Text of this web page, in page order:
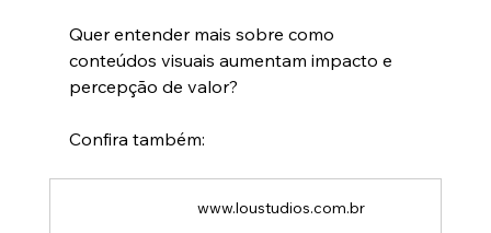
Quer entender mais sobre como
conteúdos visuais aumentam impacto e
percepção de valor?
Confira também:
www.loustudios.com.br